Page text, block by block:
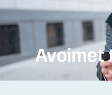
Avoimet